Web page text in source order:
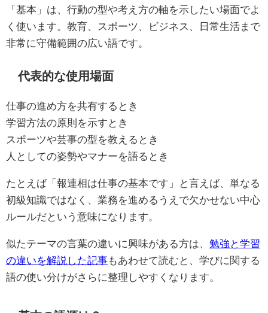
「基本」は、行動の型や考え方の軸を示したい場面でよ
く使います。教育、スポーツ、ビジネス、日常生活まで
非常に守備範囲の広い語です。
代表的な使用場面
仕事の進め方を共有するとき
学習方法の原則を示すとき
スポーツや芸事の型を教えるとき
人としての姿勢やマナーを語るとき
たとえば「報連相は仕事の基本です」と言えば、単なる
初級知識ではなく、業務を進めるうえで欠かせない中心
ルールだという意味になります。
似たテーマの言葉の違いに興味がある方は、 勉強と学習
の違いを解説した記事もあわせて読むと、学びに関する
語の使い分けがさらに整理しやすくなります。